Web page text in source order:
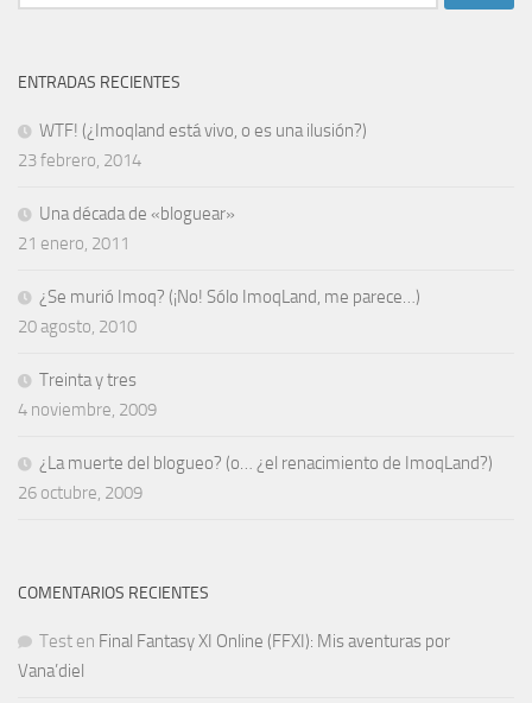
ENTRADAS RECIENTES
WTF! (¿Imoqland está vivo, o es una ilusión?)
23 febrero, 2014
Una década de «bloguear»
21 enero, 2011
¿Se murió Imoq? (¡No! Sólo ImoqLand, me parece…)
20 agosto, 2010
Treinta y tres
4 noviembre, 2009
¿La muerte del blogueo? (o… ¿el renacimiento de ImoqLand?)
26 octubre, 2009
COMENTARIOS RECIENTES
Test en Final Fantasy XI Online (FFXI): Mis aventuras por
Vana’diel